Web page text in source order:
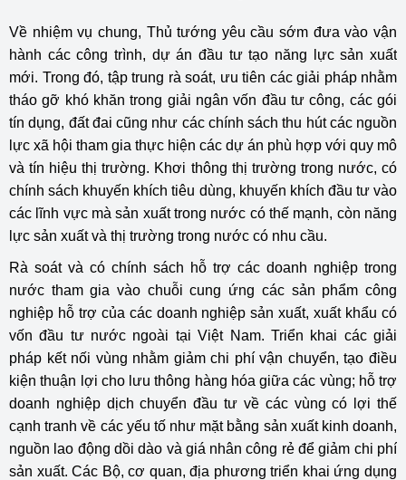
Về nhiệm vụ chung, Thủ tướng yêu cầu sớm đưa vào vận
hành các công trình, dự án đầu tư tạo năng lực sản xuất
mới. Trong đó, tập trung rà soát, ưu tiên các giải pháp nhằm
tháo gỡ khó khăn trong giải ngân vốn đầu tư công, các gói
tín dụng, đất đai cũng như các chính sách thu hút các nguồn
lực xã hội tham gia thực hiện các dự án phù hợp với quy mô
và tín hiệu thị trường. Khơi thông thị trường trong nước, có
chính sách khuyến khích tiêu dùng, khuyến khích đầu tư vào
các lĩnh vực mà sản xuất trong nước có thế mạnh, còn năng
lực sản xuất và thị trường trong nước có nhu cầu.
Rà soát và có chính sách hỗ trợ các doanh nghiệp trong
nước tham gia vào chuỗi cung ứng các sản phẩm công
nghiệp hỗ trợ của các doanh nghiệp sản xuất, xuất khẩu có
vốn đầu tư nước ngoài tại Việt Nam. Triển khai các giải
pháp kết nối vùng nhằm giảm chi phí vận chuyển, tạo điều
kiện thuận lợi cho lưu thông hàng hóa giữa các vùng; hỗ trợ
doanh nghiệp dịch chuyển đầu tư về các vùng có lợi thế
cạnh tranh về các yếu tố như mặt bằng sản xuất kinh doanh,
nguồn lao động dồi dào và giá nhân công rẻ để giảm chi phí
sản xuất. Các Bộ, cơ quan, địa phương triển khai ứng dụng